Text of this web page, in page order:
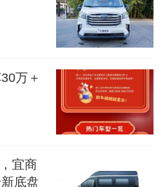
万＋
宜商
底盘